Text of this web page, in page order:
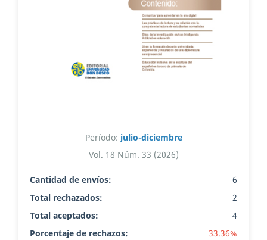
Período: julio-diciembre
Vol. 18 Núm. 33 (2026)
Cantidad de envíos:
6
Total rechazados:
2
Total aceptados:
4
Porcentaje de rechazos:
33.36%